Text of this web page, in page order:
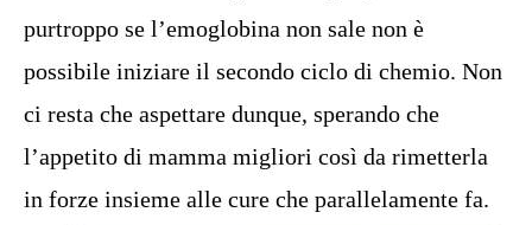
purtroppo se l’emoglobina non sale non è
possibile iniziare il secondo ciclo di chemio. Non
ci resta che aspettare dunque, sperando che
l’appetito di mamma migliori così da rimetterla
in forze insieme alle cure che parallelamente fa.